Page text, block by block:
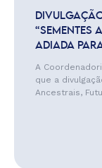
“SEMENTES
ADIADA
A
que a
Ancestrais,